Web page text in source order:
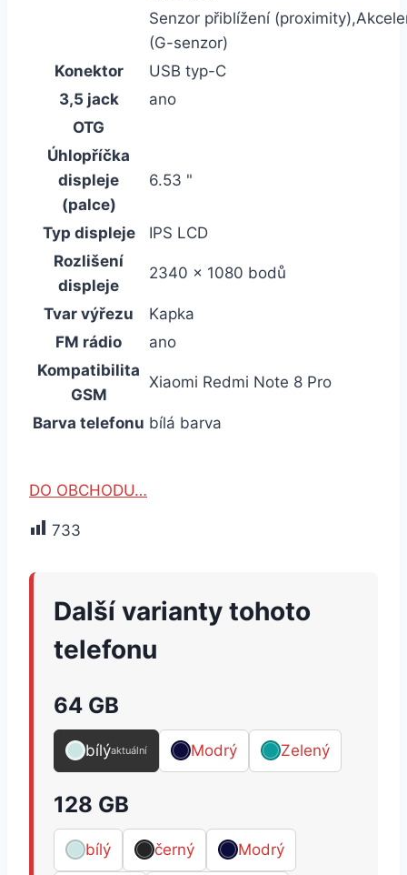
Senzor přiblížení
(G-senzor)
Konektor
USB typ-C
3,5 jack
ano
OTG
Úhlopříčka
displeje
(palce)
6.53 "
Typ displeje
IPS LCD
Rozlišení
displeje
2340 x 1080 bodů
Tvar výřezu
Kapka
FM rádio
ano
Kompatibilita
GSM
Xiaomi Redmi Note 8 Pro
Barva telefonu bílá barva
DO OBCHODU…
733
Další varianty tohoto
telefonu
64 GB
bílýaktuální Modrý Zelený
128 GB
bílý černý Modrý